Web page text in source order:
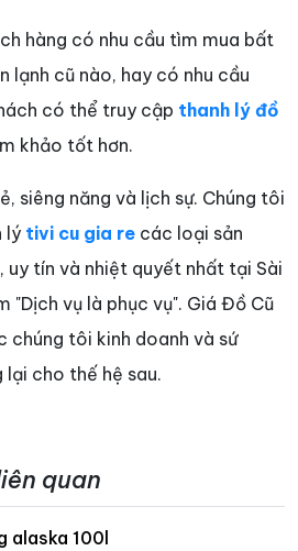
hàng có nhu cầu tìm mua bất
lạnh cũ nào, hay có nhu cầu
có thể truy cập thanh lý đồ
khảo tốt hơn.
siêng năng và lịch sự. Chúng tôi
lý tivi cu gia re các loại sản
uy tín và nhiệt quyết nhất tại Sài
"Dịch vụ là phục vụ". Giá Đồ Cũ
chúng tôi kinh doanh và sứ
cho thế hệ sau.
quan
alaska 100l